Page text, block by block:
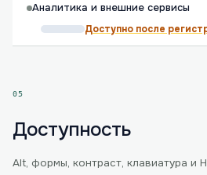
Аналитика и внешние сервисы
Доступно после
05
Доступность
Alt, формы, контраст, клавиатура и